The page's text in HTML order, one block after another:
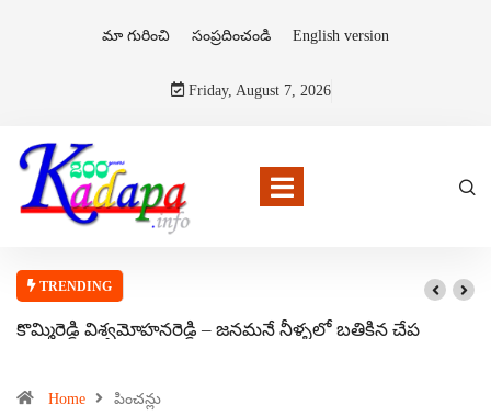
మా గురించి సంప్రదించండి English version
Friday, August 7, 2026
TRENDING
కొమ్మిరెడ్డి విశ్వమోహనరెడ్డి – జనమనే నీళ్ళలో బతికిన చేప
Home పించన్లు